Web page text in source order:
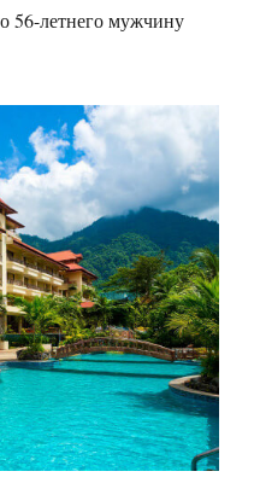
56-летнего мужчину